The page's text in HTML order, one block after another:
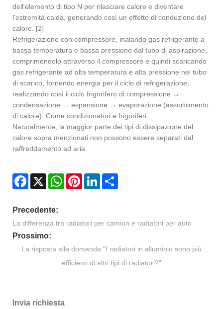
dell'elemento di tipo N per rilasciare calore e diventare
l'estremità calda, generando così un effetto di conduzione del
calore. [2]
Refrigerazione con compressore, inalando gas refrigerante a
bassa temperatura e bassa pressione dal tubo di aspirazione,
comprimendolo attraverso il compressore e quindi scaricando
gas refrigerante ad alta temperatura e alta pressione nel tubo
di scarico, fornendo energia per il ciclo di refrigerazione,
realizzando così il ciclo frigorifero di compressione →
condensazione → espansione → evaporazione (assorbimento
di calore). Come condizionatori e frigoriferi.
Naturalmente, la maggior parte dei tipi di dissipazione del
calore sopra menzionati non possono essere separati dal
raffreddamento ad aria.
Facebook
X WhatsAppPinterestLinkedIn
Precedente:
La differenza tra radiatori per camion e radiatori per auto
Prossimo:
La risposta alla domanda “I radiatori in alluminio sono più
efficienti di altri tipi di radiatori?”
Invia richiesta